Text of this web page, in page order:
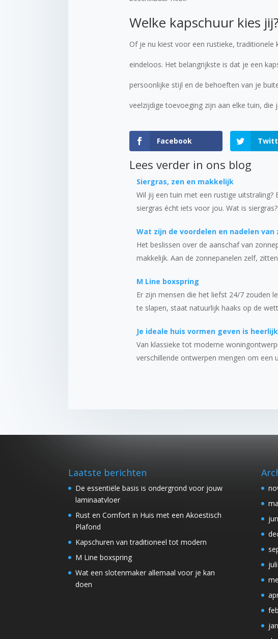
Welke kapschuur kies
Of je nu kiest voor een rustieke,
eindeloos. Het belangrijkste is dat je een
persoonlijke stijl en de behoeften van je
veelzijdige toevoeging zijn aan elke tuin, die
Facebook
Lees verder in ons blog
Siergras, zen en makkelijk
Wil jij een tuin met een rustige
siergras écht iets voor jou. Wat is
Wat zijn de voordelen en nadelen van
Het beslissen over de aanschaf van
makkelijk. Aan de zonnepanelen zelf,
M Line boxspring
Er zijn mensen die het liefst 24/7 zouden
te slapen, staat natuurlijk haaks op de
Je ideale huis vormen geven is heerlijk
Van klassieke tot moderne
verschillende ontwerpen mengen om
Laatste berichten
De essentiële basis is ondergrond voor jouw
laminaatvloer
Rust en Comfort in Huis met een Akoestisch
Plafond
Kapschuren van traditioneel tot modern
M Line boxspring
Wat een slotenmaker allemaal voor je kan
doen